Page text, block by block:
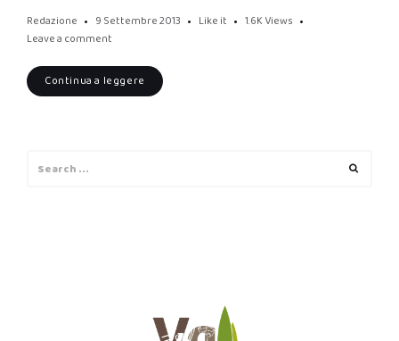
Redazione 9 Settembre 2013 Like it 1.6K Views
Leave a comment
Continua a leggere
for: